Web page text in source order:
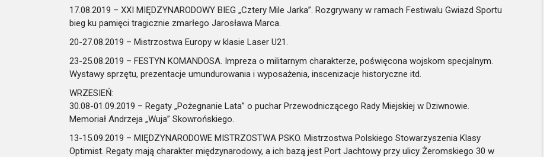
17.08.2019 – XXI MIĘDZYNARODOWY BIEG „Cztery Mile Jarka”. Rozgrywany w ramach Festiwalu Gwiazd Sportu
bieg ku pamięci tragicznie zmarłego Jarosława Marca.
20-27.08.2019 – Mistrzostwa Europy w klasie Laser U21.
23-25.08.2019 – FESTYN KOMANDOSA. Impreza o militarnym charakterze, poświęcona wojskom specjalnym.
Wystawy sprzętu, prezentacje umundurowania i wyposażenia, inscenizacje historyczne itd.
WRZESIEŃ:
30.08-01.09.2019 – Regaty „Pożegnanie Lata” o puchar Przewodniczącego Rady Miejskiej w Dziwnowie.
Memoriał Andrzeja „Wuja” Skowrońskiego.
13-15.09.2019 – MIĘDZYNARODOWE MISTRZOSTWA PSKO. Mistrzostwa Polskiego Stowarzyszenia Klasy
Optimist. Regaty mają charakter międzynarodowy, a ich bazą jest Port Jachtowy przy ulicy Żeromskiego 30 w